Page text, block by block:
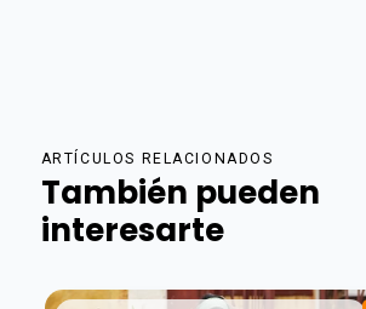
ARTÍCULOS RELACIONADOS
También pueden
interesarte